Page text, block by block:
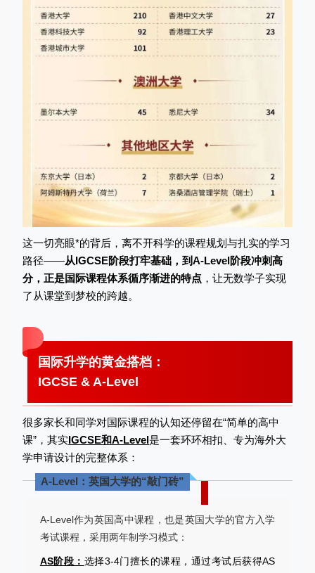
这一切亮眼*的背后，离不开科学的课程规划与扎实的学习
路径——从IGCSE阶段打牢基础，到A-Level阶段冲刺高
分，正是国际课程体系循序渐进的特点 ，让无数学子实现
了从课堂到梦校的跨越。
国际升学的黄金搭档：
IGCSE & A-Level
很多家长和同学对国际课程的认知还停留在“简单的高中
课”，其实IGCSE和A-Level是一套环环相扣、专为海外大
学申请设计的完整体系：
A-Level：英国大学的“敲门砖”
A-Level作为英国高中课程，也是英国大学的官方入学
考试课程，采用两年制学习模式：
AS阶段： 选择3-4门擅长的课程，通过考试后获得AS